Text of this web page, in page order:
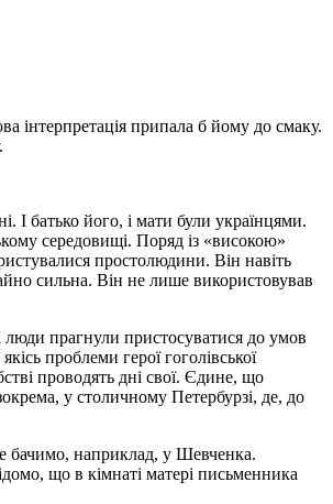
інтерпретація припала б йому до смаку.
І батько його, і мати були українцями.
середовищі. Поряд із «високою»
простолюдини. Він навіть
сильна. Він не лише використовував
люди прагнули пристосуватися до умов
проблеми герої гоголівської
проводять дні свої. Єдине, що
у столичному Петербурзі, де, до
бачимо, наприклад, у Шевченка.
що в кімнаті матері письменника